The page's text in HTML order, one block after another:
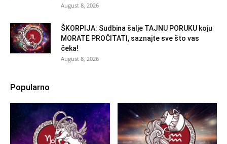
August 8, 2026
ŠKORPIJA: Sudbina šalje TAJNU PORUKU koju
MORATE PROČITATI, saznajte sve što vas
čeka!
August 8, 2026
Popularno